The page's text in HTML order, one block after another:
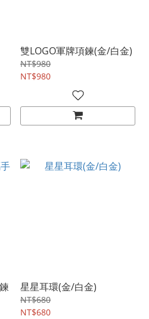
雙LOGO軍牌項鍊(金/白金)
NT$980
NT$980
星星耳環(金/白金)
NT$680
NT$680